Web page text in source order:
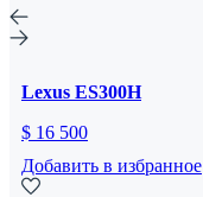
Lexus ES300H
$ 16 500
Добавить в избранное